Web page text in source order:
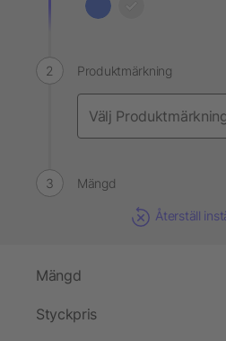
Produktmärkning
Mängd
Återställ
Mängd
Styckpris